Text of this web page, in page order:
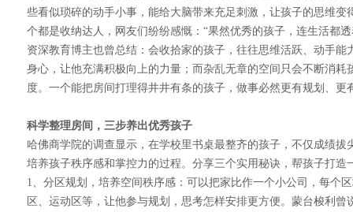
些看似琐碎的动手小事，能给大脑带来充足刺激，让孩子的思维
个都是收纳达人，网友们纷纷感慨：“果然优秀的孩子，连生活都
资深教育博主也曾总结：会收拾家的孩子，往往思维活跃、动手
身心，让他充满积极向上的力量；而杂乱无章的空间只会不断消
度。一个能把房间打理得井井有条的孩子，做事必然更有规划、
科学整理房间，三步养出优秀孩子
哈佛商学院的调查显示，在学校里书桌最整齐的孩子，不仅成绩
培养孩子秩序感和掌控力的过程。分享三个实用秘诀，帮孩子打
1、分区规划，培养空间秩序感：可以把家比作一个小公司，每个
区、运动区等，让他参与规划，思考怎样安排更方便。蒙台梭利